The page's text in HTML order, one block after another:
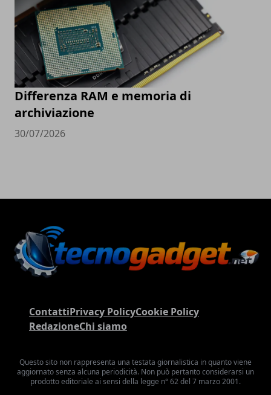
Differenza RAM e memoria di
archiviazione
30/07/2026
ContattiPrivacy PolicyCookie Policy
RedazioneChi siamo
Questo sito non rappresenta una testata giornalistica in quanto viene
aggiornato senza alcuna periodicità. Non può pertanto considerarsi un
prodotto editoriale ai sensi della legge n° 62 del 7 marzo 2001.